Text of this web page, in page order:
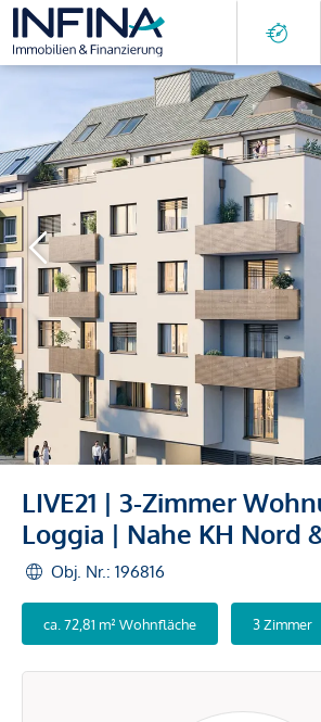
LIVE21 | 3-Zimmer
Loggia | Nahe KH Nord
Obj. Nr.: 196816
ca. 72,81 m² Wohnfläche 3 Zimmer